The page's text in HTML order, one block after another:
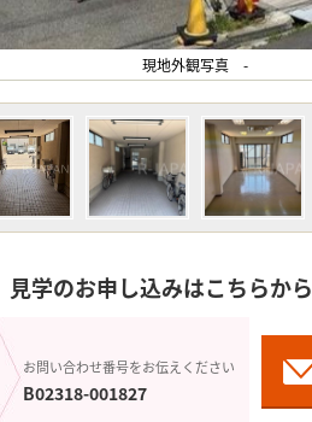
現地外観写真 -
学のお申し込みはこちらから
お問い合わせ番号をお伝えください
B02318-001827